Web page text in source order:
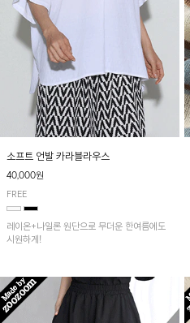
소프트 언발 카라블라우스
40,000원
FREE
레이온+나일론 원단으로 무더운 한여름에도
시원하게!